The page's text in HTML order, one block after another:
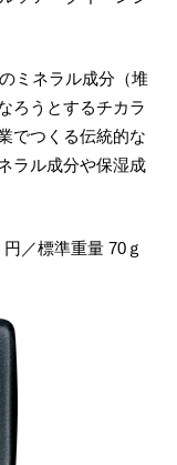
ミネラル成分（堆
ろうとするチカラ
でつくる伝統的な
ラル成分や保湿成
／標準重量 70ｇ